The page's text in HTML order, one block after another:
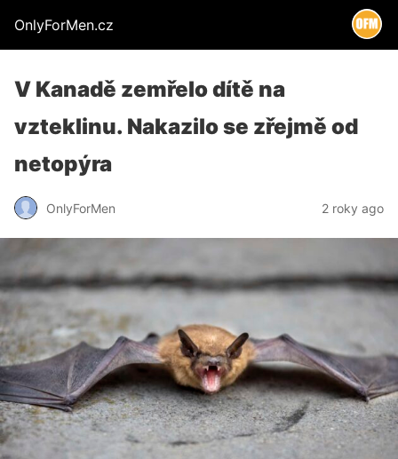
OnlyForMen.cz
V Kanadě zemřelo dítě na
vzteklinu. Nakazilo se zřejmě od
netopýra
OnlyForMen 2 roky ago